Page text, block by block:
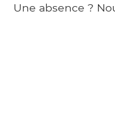
Une absence ?